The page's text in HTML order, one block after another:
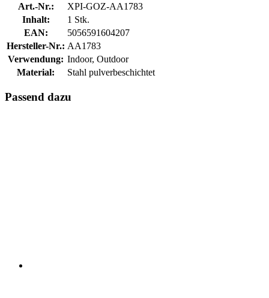
Art.-Nr.:
XPI-GOZ-AA1783
Inhalt:
1 Stk.
EAN:
5056591604207
Hersteller-Nr.: AA1783
Verwendung: Indoor, Outdoor
Material:
Stahl pulverbeschichtet
Passend dazu